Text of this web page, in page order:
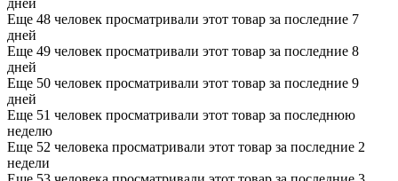
Еще 48 человек просматривали этот товар за последние 7
дней
Еще 49 человек просматривали этот товар за последние 8
дней
Еще 50 человек просматривали этот товар за последние 9
дней
Еще 51 человек просматривали этот товар за последнюю
неделю
Еще 52 человека просматривали этот товар за последние 2
недели